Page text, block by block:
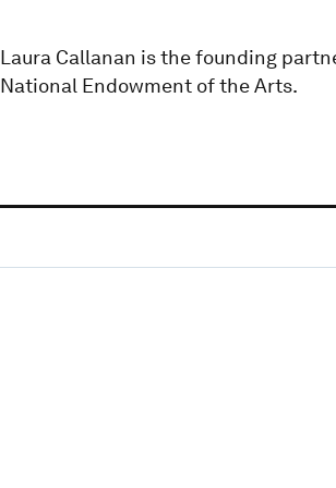
Laura Callanan is the founding
National Endowment of the Arts.